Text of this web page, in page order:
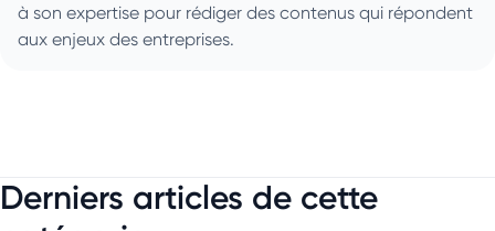
à son expertise pour rédiger des contenus qui répondent
aux enjeux des entreprises.
Derniers articles de cette